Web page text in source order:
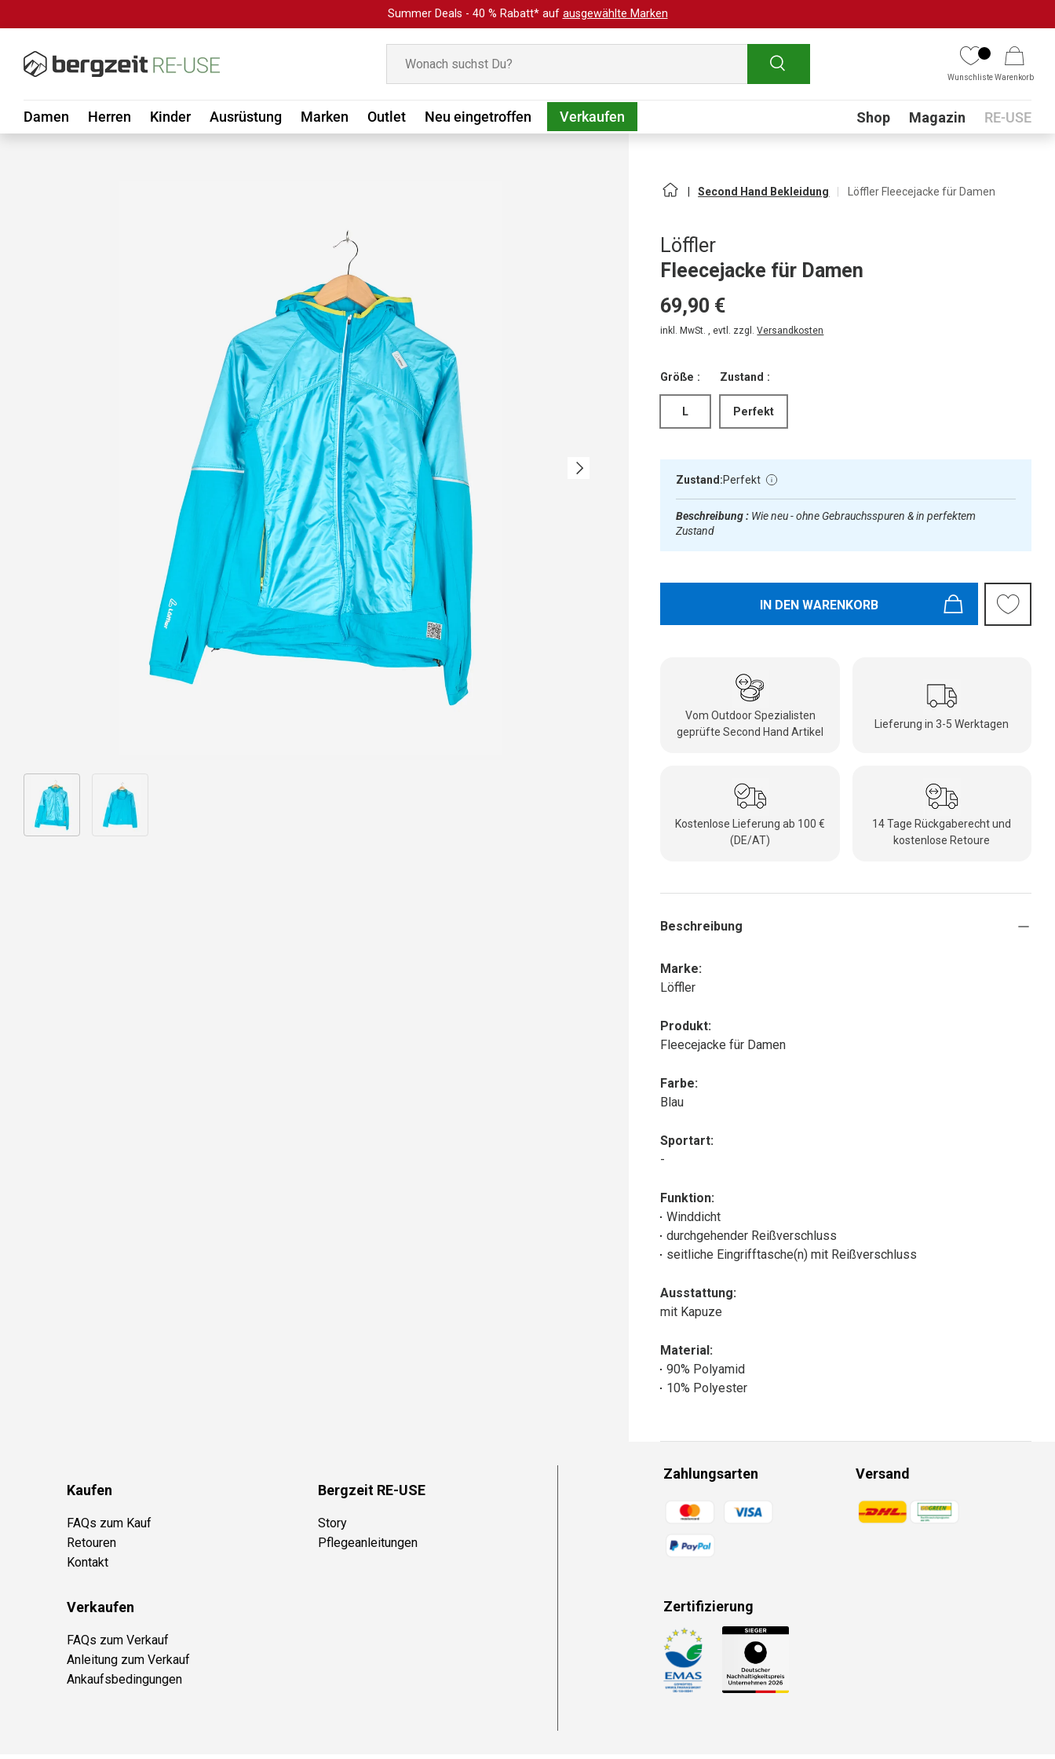
Summer Deals - 40 % Rabatt* auf ausgewählte Marken
Suchen
WunschlisteWarenkorb
Damen Herren Kinder Ausrüstung Marken Outlet Neu eingetroffen Verkaufen Submenu
Shop Magazin RE-USE
Nächste
Bild 1 in Galerieansicht laden
Second Hand Bekleidung Löffler Fleecejacke für Damen
Löffler
Fleecejacke für Damen
69,90 €
inkl. MwSt. , evtl. zzgl.Versandkosten
Größe :
L
Zustand :
Perfekt
Zustand:Perfekt
Beschreibung : Wie neu - ohne Gebrauchsspuren & in perfektem
Zustand
IN DEN WARENKORB
Vom Outdoor Spezialisten
geprüfte Second Hand Artikel
Lieferung in 3-5 Werktagen
Kostenlose Lieferung ab 100 €
(DE/AT)
14 Tage Rückgaberecht und
kostenlose Retoure
Beschreibung
Marke:
Löffler
Produkt:
Fleecejacke für Damen
Farbe:
Blau
Sportart:
-
Funktion:
Winddicht
durchgehender Reißverschluss
seitliche Eingrifftasche(n) mit Reißverschluss
Ausstattung:
mit Kapuze
Material:
90% Polyamid
10% Polyester
Kaufen
FAQs zum Kauf
Retouren
Kontakt
Bergzeit RE-USE
Story
Pflegeanleitungen
Verkaufen
FAQs zum Verkauf
Anleitung zum Verkauf
Ankaufsbedingungen
Zahlungsarten
Zahlungsmethoden
Versand
Zahlungsmethoden
Zertifizierung
Zahlungsmethoden